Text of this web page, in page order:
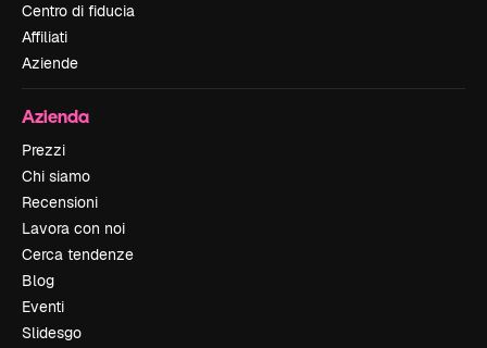
Centro di fiducia
Affiliati
Aziende
Azienda
Prezzi
Chi siamo
Recensioni
Lavora con noi
Cerca tendenze
Blog
Eventi
Slidesgo